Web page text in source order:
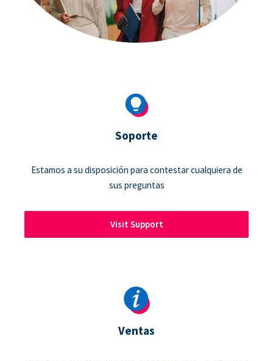
Soporte
Estamos a su disposición para contestar cualquiera de
sus preguntas
Visit Support
Ventas